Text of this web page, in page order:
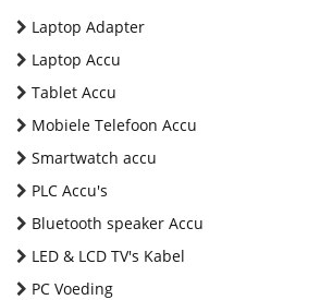
Laptop Adapter
Laptop Accu
Tablet Accu
Mobiele Telefoon Accu
Smartwatch accu
PLC Accu's
Bluetooth speaker Accu
LED & LCD TV's Kabel
PC Voeding